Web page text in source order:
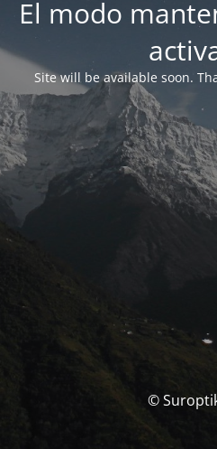
El modo
Site will be available soon.
©